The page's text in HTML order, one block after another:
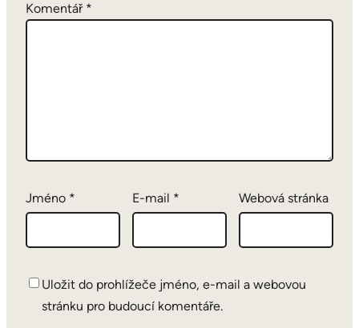
Komentář *
Jméno * E-mail * Webová stránka
Uložit do prohlížeče jméno, e-mail a webovou
stránku pro budoucí komentáře.